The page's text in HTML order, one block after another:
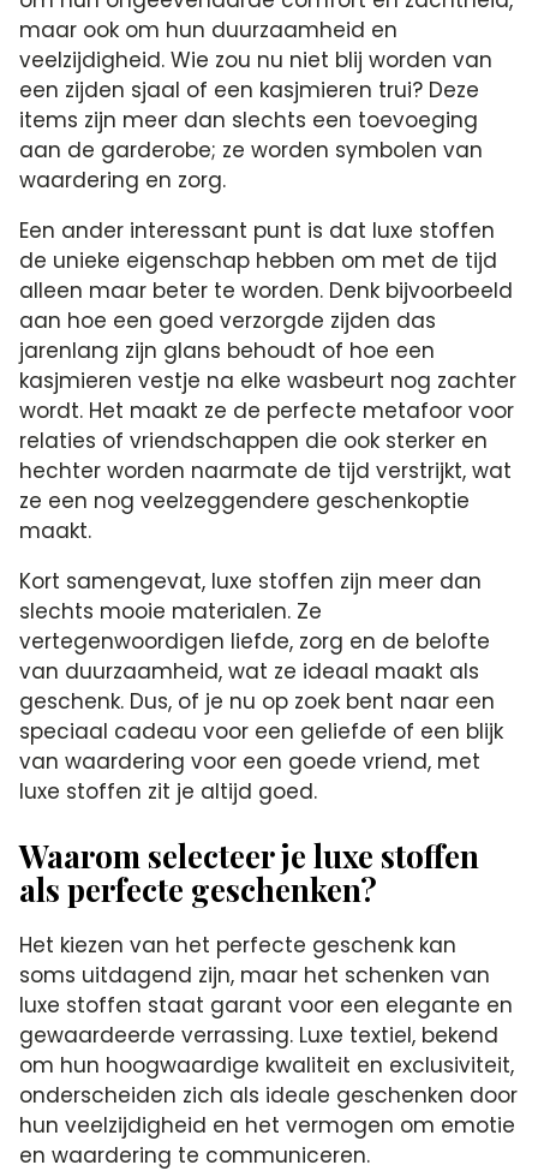
maar ook om hun duurzaamheid en
veelzijdigheid. Wie zou nu niet blij worden van
een zijden sjaal of een kasjmieren trui? Deze
items zijn meer dan slechts een toevoeging
aan de garderobe; ze worden symbolen van
waardering en zorg.
Een ander interessant punt is dat luxe stoffen
de unieke eigenschap hebben om met de tijd
alleen maar beter te worden. Denk bijvoorbeeld
aan hoe een goed verzorgde zijden das
jarenlang zijn glans behoudt of hoe een
kasjmieren vestje na elke wasbeurt nog zachter
wordt. Het maakt ze de perfecte metafoor voor
relaties of vriendschappen die ook sterker en
hechter worden naarmate de tijd verstrijkt, wat
ze een nog veelzeggendere geschenkoptie
maakt.
Kort samengevat, luxe stoffen zijn meer dan
slechts mooie materialen. Ze
vertegenwoordigen liefde, zorg en de belofte
van duurzaamheid, wat ze ideaal maakt als
geschenk. Dus, of je nu op zoek bent naar een
speciaal cadeau voor een geliefde of een blijk
van waardering voor een goede vriend, met
luxe stoffen zit je altijd goed.
Waarom selecteer je luxe stoffen
als perfecte geschenken?
Het kiezen van het perfecte geschenk kan
soms uitdagend zijn, maar het schenken van
luxe stoffen staat garant voor een elegante en
gewaardeerde verrassing. Luxe textiel, bekend
om hun hoogwaardige kwaliteit en exclusiviteit,
onderscheiden zich als ideale geschenken door
hun veelzijdigheid en het vermogen om emotie
en waardering te communiceren.